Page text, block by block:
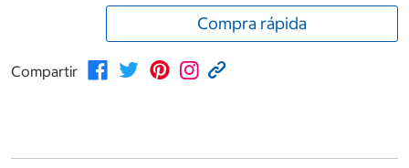
Compra rápida
Compartir